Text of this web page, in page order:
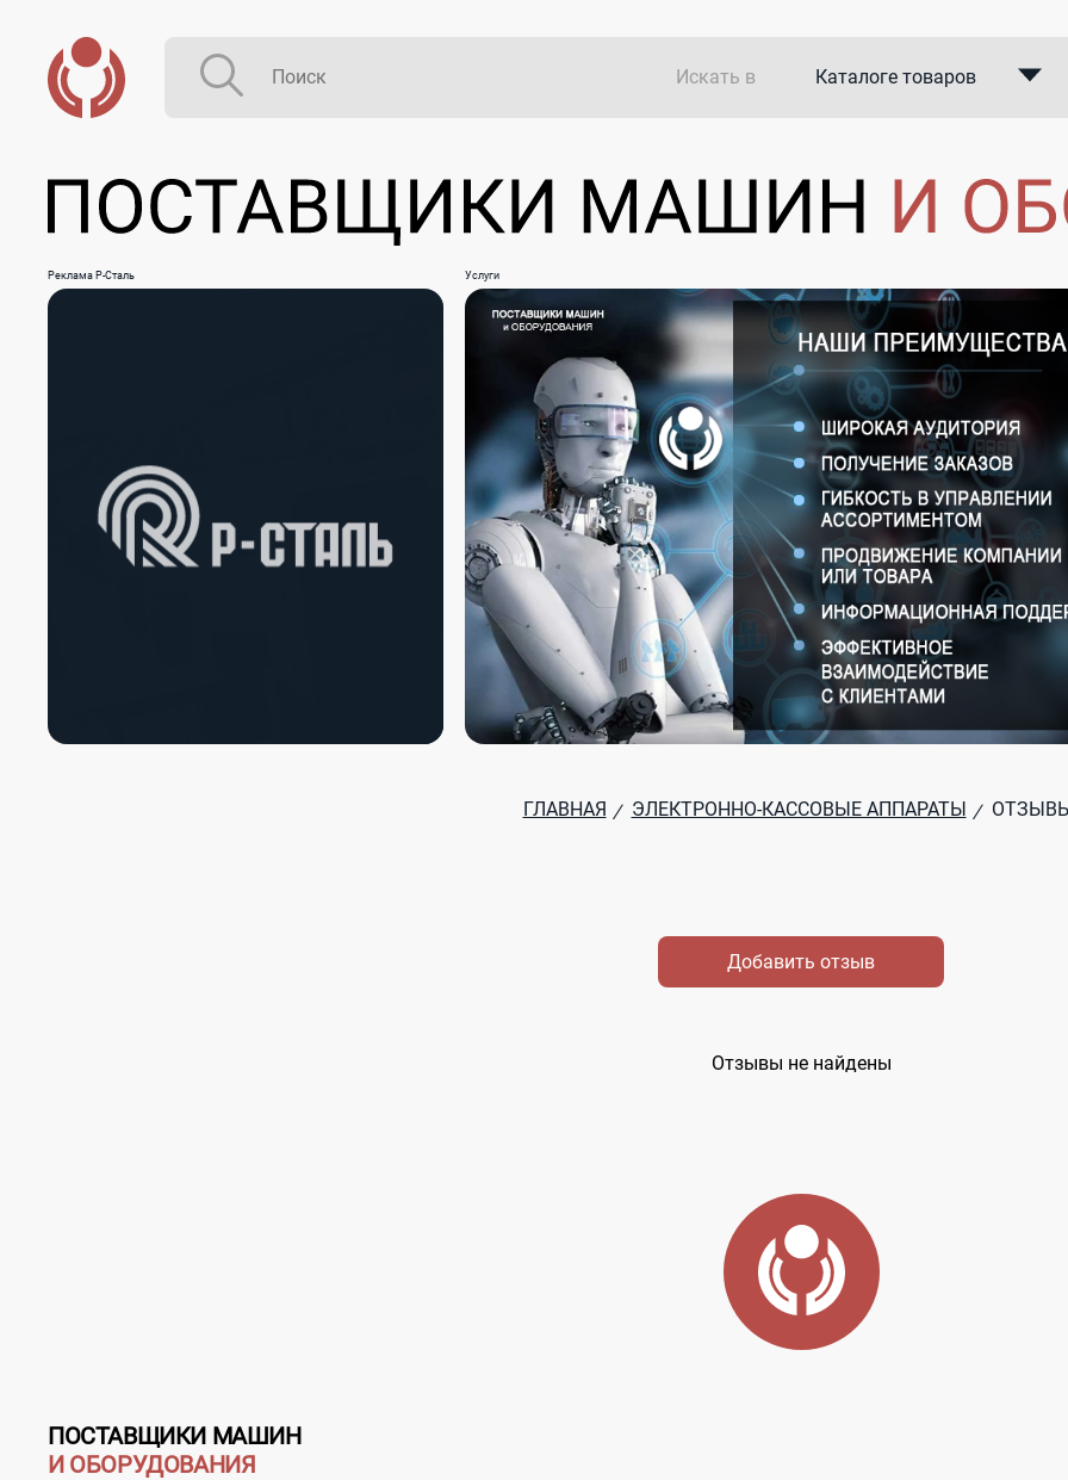
Искать в Каталоге товаров
В закупках
Реклама Р-Сталь Услуги
ГЛАВНАЯ / ЭЛЕКТРОННО-КАССОВЫЕ АППАРАТЫ /
Добавить отзыв
Отзывы не найдены
ПОСТАВЩИКИ МАШИН
И ОБОРУДОВАНИЯ